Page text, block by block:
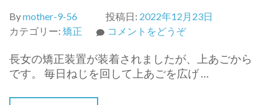
Bymother-9-56 投稿日: 2022年12月23日
カテゴリー: 矯正 コメントをどうぞ(小
矯
正
長女の矯正装置が装着されましたが、上あごから
です。 毎日ねじを回して上あごを広げ …